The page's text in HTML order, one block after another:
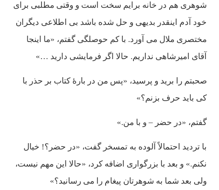
شوهری هم در خانه برايم سخت است و وقتی مطلبی برای
خود آدم اينقدر بديهی و حل شده باشد بی اطلاعی ديگران
مختصری ملال می آورد. با كم حوصلگی گفتم، «ما اينجا
آقای اميرشاهی نداريم. حالا اگر فرمايشی داريد …»
صحبتم را بريد و پرسيد، «پس من در بارۀ كتاب بر حذر با
كی بايد حرف بزنم؟»
گفتم، «در حضر – و با من.»
با ترديد احتمالاً آلوده به تمسخر گفت، «در حضر؟! خيال
نكنم.» و بعد با بزرگواری اضافه كرد، «حالا اين مهم نيست،
ولی بعد شما به شوهرتان پيغام را می رسانيد؟»